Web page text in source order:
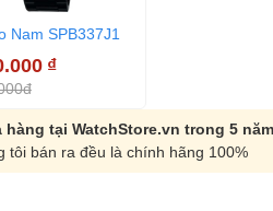
Nam SPB337J1
₫
hàng tại WatchStore.vn trong 5
tôi bán ra đều là chính hãng 100%